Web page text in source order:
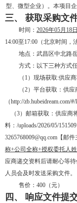
型、微型企业）。本项目
三、 获取采购文
时间： 2026年05月 18
14:00至17:00（北京时间，
地点：武昌区中北路
方式：以下三种方式
（ 1）现场获取:供应
（2）平台获取：供应
（http://zb.hubeidream.com/
（3）邮箱获取： 供应商
料： /uploads/2026/05/
3265768009@qq.com【邮
称+公司全称+授权委托人
应商递交资料后请耐心等
人员会及时发送采购文件。
售价：400（元）
四、 响应文件提